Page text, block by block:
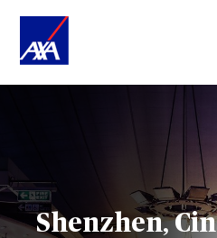
Shenzhen,